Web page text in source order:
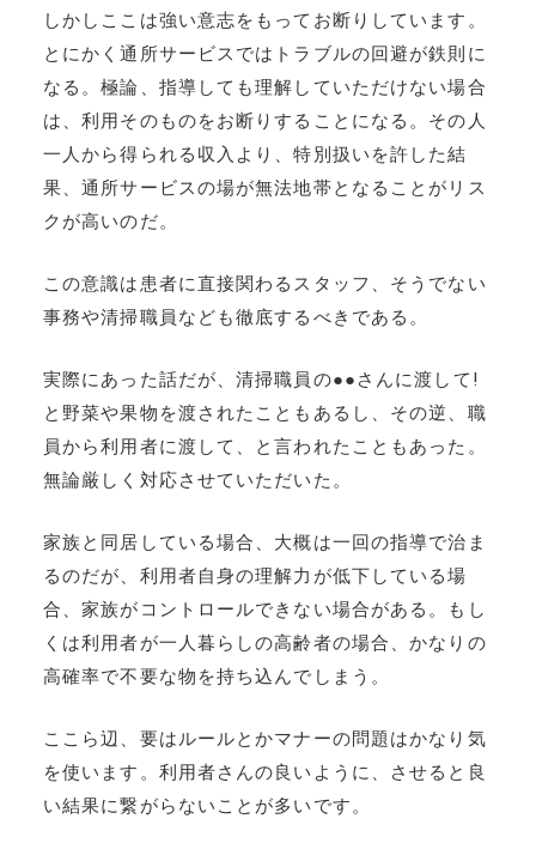
しかしここは強い意志をもってお断りしています。
とにかく通所サービスではトラブルの回避が鉄則に
なる。極論、指導しても理解していただけない場合
は、利用そのものをお断りすることになる。その人
一人から得られる収入より、特別扱いを許した結
果、通所サービスの場が無法地帯となることがリス
クが高いのだ。
この意識は患者に直接関わるスタッフ、そうでない
事務や清掃職員なども徹底するべきである。
実際にあった話だが、清掃職員の●●さんに渡して!
と野菜や果物を渡されたこともあるし、その逆、職
員から利用者に渡して、と言われたこともあった。
無論厳しく対応させていただいた。
家族と同居している場合、大概は一回の指導で治ま
るのだが、利用者自身の理解力が低下している場
合、家族がコントロールできない場合がある。もし
くは利用者が一人暮らしの高齢者の場合、かなりの
高確率で不要な物を持ち込んでしまう。
ここら辺、要はルールとかマナーの問題はかなり気
を使います。利用者さんの良いように、させると良
い結果に繋がらないことが多いです。